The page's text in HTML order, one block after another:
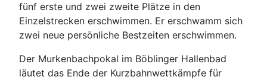
fünf erste und zwei zweite Plätze in den
Einzelstrecken erschwimmen. Er erschwamm sich
zwei neue persönliche Bestzeiten erschwimmen.
Der Murkenbachpokal im Böblinger Hallenbad
läutet das Ende der Kurzbahnwettkämpfe für